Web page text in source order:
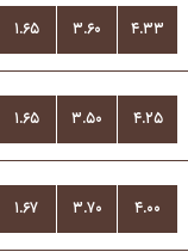
۱.۶۵ ۳.۶۰ ۴.۳۳
۱.۶۵ ۳.۵۰ ۴.۲۵
۱.۶۷ ۳.۷۰ ۴.۰۰